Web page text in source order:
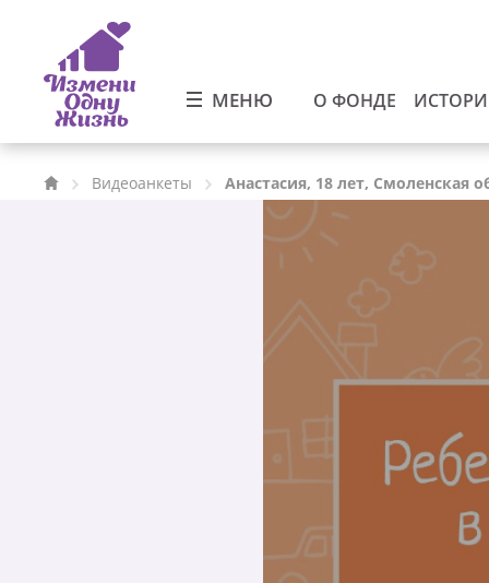
МЕНЮ О ФОНДЕ
Видеоанкеты Анастасия, 18 лет, Смоленская